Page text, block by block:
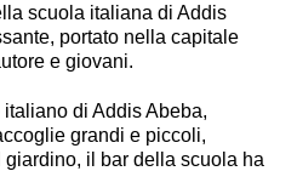
scuola italiana di Addis
portato nella capitale
e giovani.
italiano di Addis Abeba,
grandi e piccoli,
giardino, il bar della scuola ha